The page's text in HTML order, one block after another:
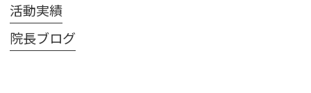
活動実績
院長ブログ